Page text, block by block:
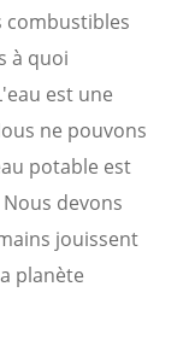
combustibles
à quoi
est une
ne pouvons
potable est
devons
jouissent
planète